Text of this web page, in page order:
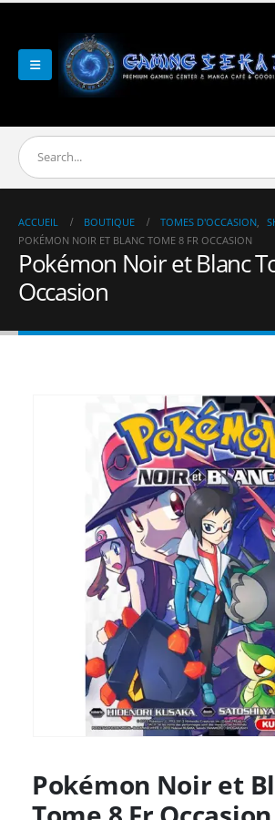
ACCUEIL BOUTIQUE TOMES D'OCCASION
POKÉMON NOIR ET BLANC TOME 8 FR OCCASION
Pokémon Noir et Blanc
Occasion
Pokémon Noir et